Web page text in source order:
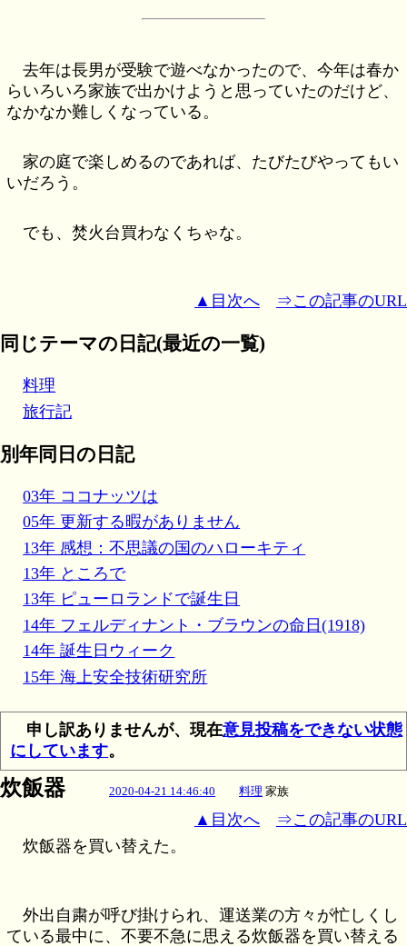
去年は長男が受験で遊べなかったので、今年は春か
らいろいろ家族で出かけようと思っていたのだけど、
なかなか難しくなっている。
家の庭で楽しめるのであれば、たびたびやってもい
いだろう。
でも、焚火台買わなくちゃな。
▲目次へ ⇒この記事のURL
同じテーマの日記(最近の一覧)
料理
旅行記
別年同日の日記
03年 ココナッツは
05年 更新する暇がありません
13年 感想：不思議の国のハローキティ
13年 ところで
13年 ピューロランドで誕生日
14年 フェルディナント・ブラウンの命日(1918)
14年 誕生日ウィーク
15年 海上安全技術研究所
申し訳ありませんが、現在意見投稿をできない状態
にしています。
炊飯器 2020-04-21 14:46:40 料理 家族
▲目次へ
⇒この記事のURL
炊飯器を買い替えた。
外出自粛が呼び掛けられ、運送業の方々が忙しくし
ている最中に、不要不急に思える炊飯器を買い替える